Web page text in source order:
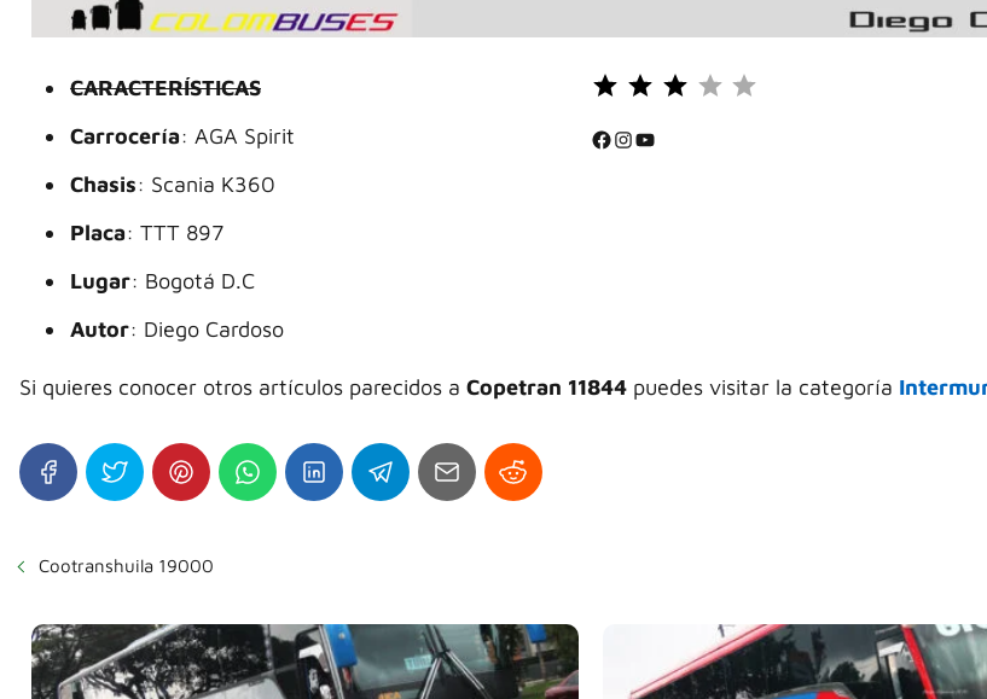
CARACTERÍSTICAS
Carrocería: AGA Spirit
Chasis: Scania K360
Placa: TTT 897
Lugar: Bogotá D.C
Autor: Diego Cardoso
⭐
⭐
Facebook InstagramYouTube
Si quieres conocer otros artículos parecidos a Copetran 11844 puedes visitar la categoría
Cootranshuila 19000